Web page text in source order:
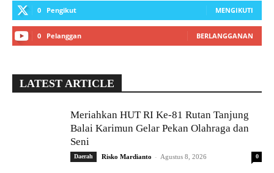
0 Pengikut MENGIKUTI
0 Pelanggan BERLANGGANAN
LATEST ARTICLE
Meriahkan HUT RI Ke-81 Rutan Tanjung
Balai Karimun Gelar Pekan Olahraga dan
Seni
Daerah Risko Mardianto - Agustus 8, 2026 0